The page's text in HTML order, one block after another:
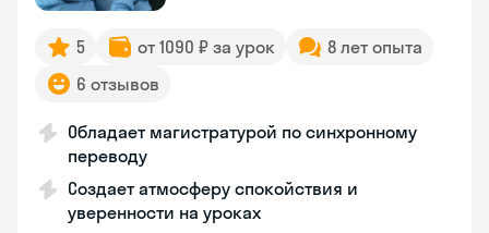
5 от 1090 ₽ за урок
8 лет опыта
6 отзывов
Обладает магистратурой по синхронному
переводу
Создает атмосферу спокойствия и
уверенности на уроках